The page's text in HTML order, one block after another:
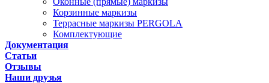
Корзинные маркизы
Террасные маркизы PERGOLA
Комплектующие
Документация
Статьи
Отзывы
Наши друзья